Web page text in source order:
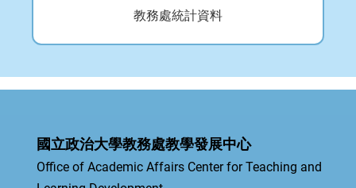
教務處統計資料
國立政治大學教務處教學發展中心
Office of Academic Affairs Center for Teaching and